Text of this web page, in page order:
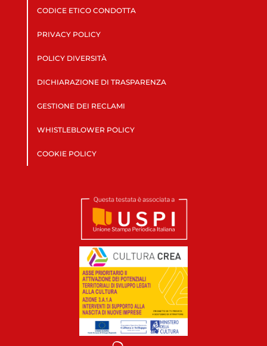
CODICE ETICO CONDOTTA
PRIVACY POLICY
POLICY DIVERSITÀ
DICHIARAZIONE DI TRASPARENZA
GESTIONE DEI RECLAMI
WHISTLEBLOWER POLICY
COOKIE POLICY